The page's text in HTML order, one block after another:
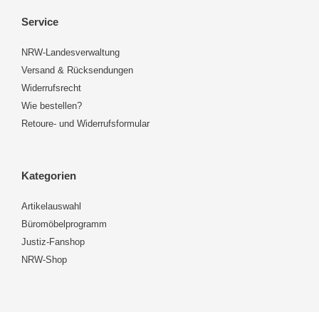
Service
NRW-Landesverwaltung
Versand & Rücksendungen
Widerrufsrecht
Wie bestellen?
Retoure- und Widerrufsformular
Kategorien
Artikelauswahl
Büromöbelprogramm
Justiz-Fanshop
NRW-Shop